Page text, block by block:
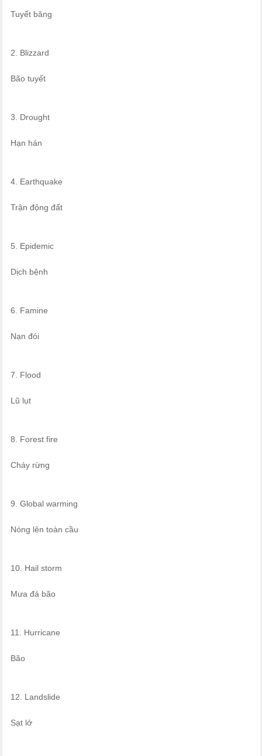
Tuyết băng
2. Blizzard
Bão tuyết
3. Drought
Hạn hán
4. Earthquake
Trận động đất
5. Epidemic
Dịch bệnh
6. Famine
Nạn đói
7. Flood
Lũ lụt
8. Forest fire
Cháy rừng
9. Global warming
Nóng lên toàn cầu
10. Hail storm
Mưa đá bão
11. Hurricane
Bão
12. Landslide
Sạt lở